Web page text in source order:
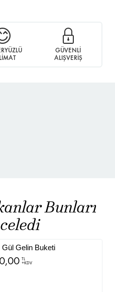
GÜVENLİ
ALIŞVERİŞ
Bunları
Gül Gelin Buketi
TL
+KDV